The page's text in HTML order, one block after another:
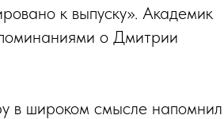
к выпуску». Академик
о Дмитрии
в широком смысле напомнил